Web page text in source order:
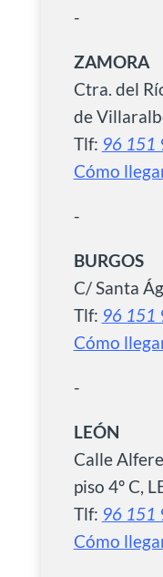
-
ZAMORA
Ctra. del
de
Tlf: 96 151
Cómo
-
BURGOS
C/ Santa
Tlf: 96 151
Cómo
-
LEÓN
Calle
piso 4º C,
Tlf: 96 151
Cómo